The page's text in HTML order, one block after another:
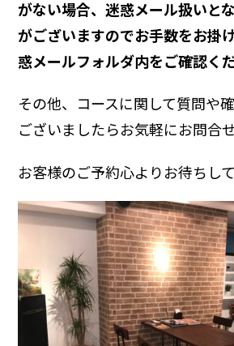
がない場合、迷惑メール扱いと
がございますのでお手数をお掛
惑メールフォルダ内をご確認くだ
その他、コースに関して質問や
ございましたらお気軽にお問合
お客様のご予約心よりお待ちして